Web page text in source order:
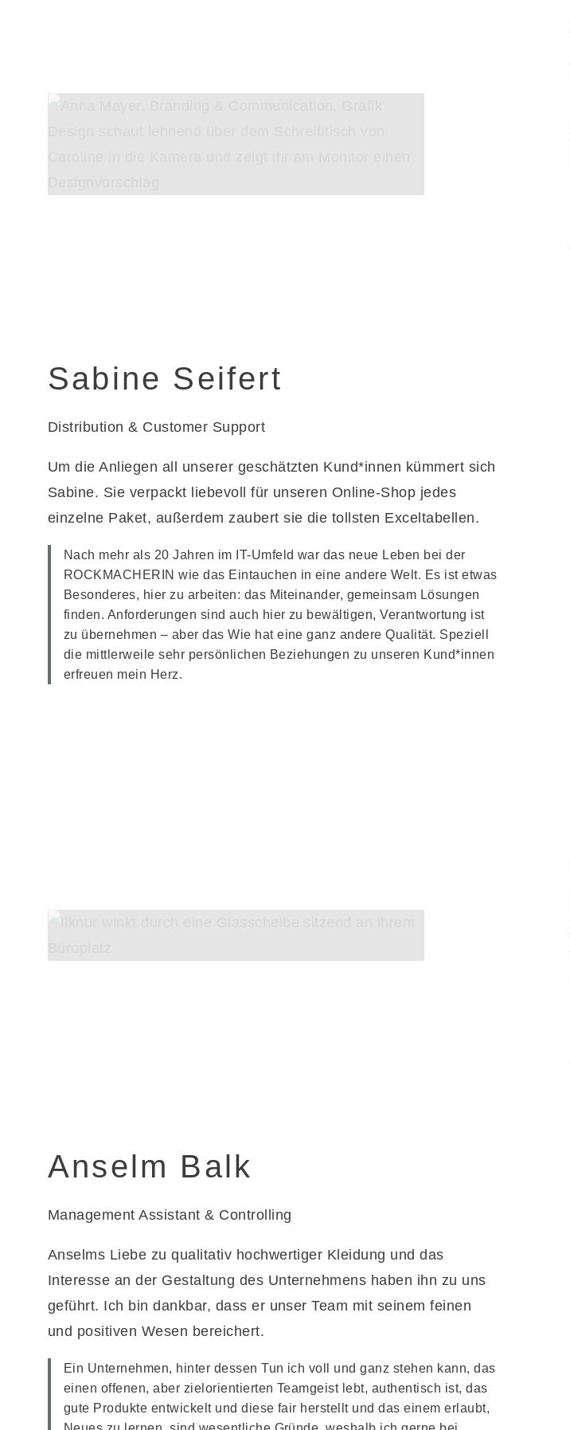
Sabine Seifert
Distribution & Customer Support
Um die Anliegen all unserer geschätzten Kund*innen kümmert sich
Sabine. Sie verpackt liebevoll für unseren Online-Shop jedes
einzelne Paket, außerdem zaubert sie die tollsten Exceltabellen.
Nach mehr als 20 Jahren im IT-Umfeld war das neue Leben bei der
ROCKMACHERIN wie das Eintauchen in eine andere Welt. Es ist etwas
Besonderes, hier zu arbeiten: das Miteinander, gemeinsam Lösungen
finden. Anforderungen sind auch hier zu bewältigen, Verantwortung ist
zu übernehmen – aber das Wie hat eine ganz andere Qualität. Speziell
die mittlerweile sehr persönlichen Beziehungen zu unseren Kund*innen
erfreuen mein Herz.
Anselm Balk
Management Assistant & Controlling
Anselms Liebe zu qualitativ hochwertiger Kleidung und das
Interesse an der Gestaltung des Unternehmens haben ihn zu uns
geführt. Ich bin dankbar, dass er unser Team mit seinem feinen
und positiven Wesen bereichert.
Ein Unternehmen, hinter dessen Tun ich voll und ganz stehen kann, das
einen offenen, aber zielorientierten Teamgeist lebt, authentisch ist, das
gute Produkte entwickelt und diese fair herstellt und das einem erlaubt,